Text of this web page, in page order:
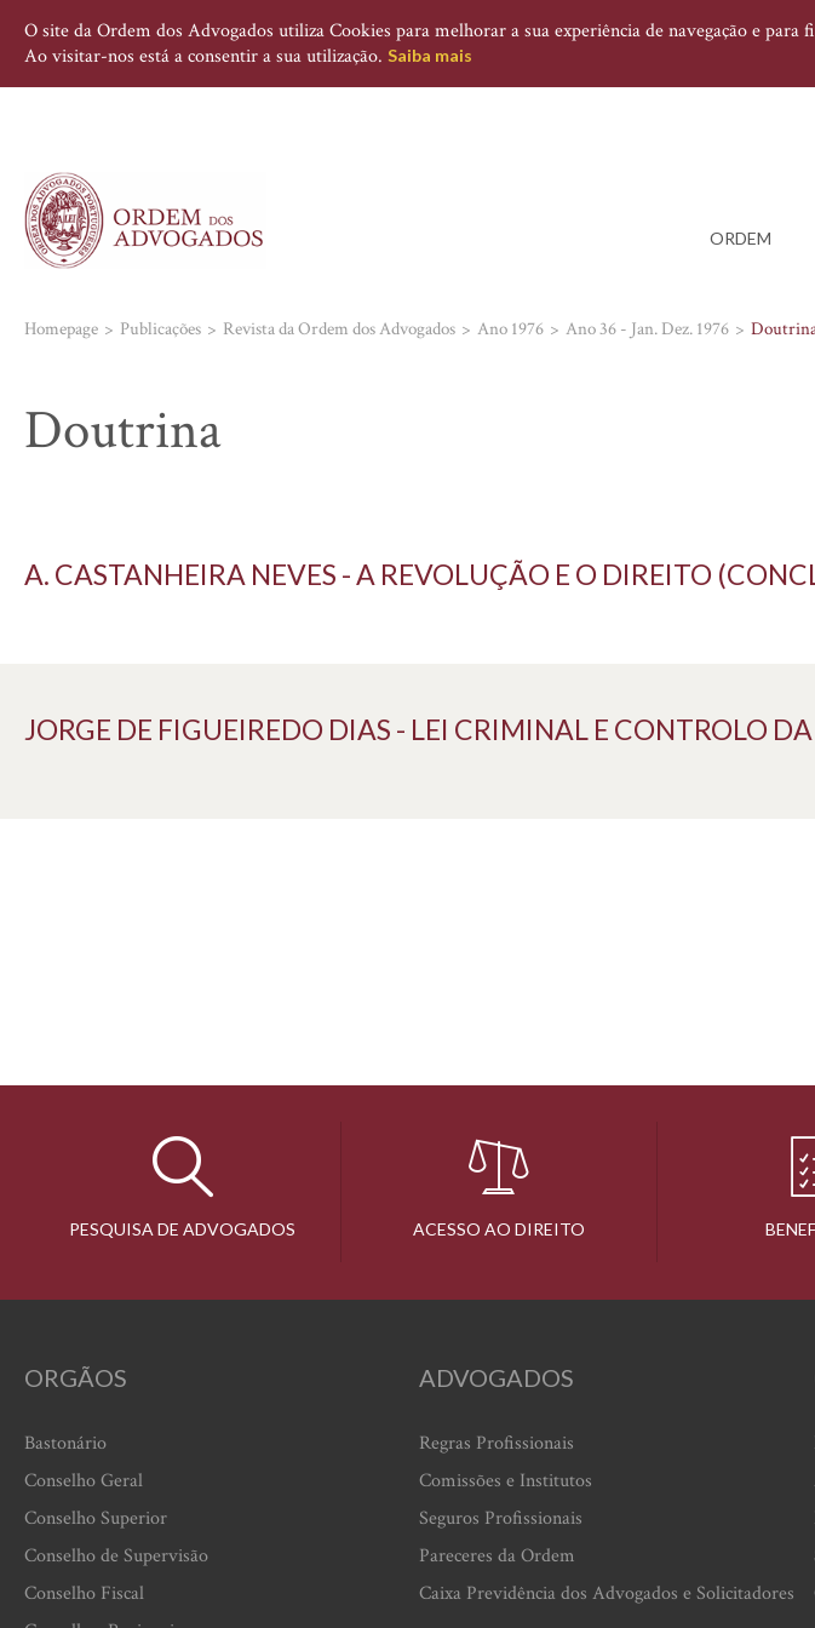
O site da Ordem dos Advogados utiliza Cookies para melhorar a sua experiência de navegação e para
Ao visitar-nos está a consentir a sua utilização. Saiba mais
ORDEM
Homepage Publicações Revista da Ordem dos Advogados Ano 1976 Ano 36 - Jan. Dez. 1976
Doutrina
A. CASTANHEIRA NEVES - A REVOLUÇÃO E O DIREITO
JORGE DE FIGUEIREDO DIAS - LEI CRIMINAL E CONTROLO
PESQUISA DE ADVOGADOS ACESSO AO DIREITO
ORGÃOS
Bastonário
Conselho Geral
Conselho Superior
Conselho de Supervisão
Conselho Fiscal
ADVOGADOS
Regras Profissionais
Comissões e Institutos
Seguros Profissionais
Pareceres da Ordem
Caixa Previdência dos Advogados e Solicitadores